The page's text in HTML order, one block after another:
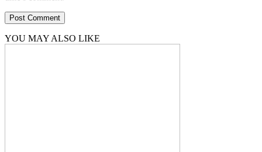
YOU MAY ALSO LIKE